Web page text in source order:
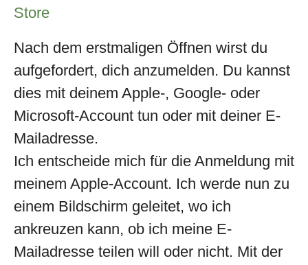
Store
Nach dem erstmaligen Öffnen wirst du
aufgefordert, dich anzumelden. Du kannst
dies mit deinem Apple-, Google- oder
Microsoft-Account tun oder mit deiner E-
Mailadresse.
Ich entscheide mich für die Anmeldung mit
meinem Apple-Account. Ich werde nun zu
einem Bildschirm geleitet, wo ich
ankreuzen kann, ob ich meine E-
Mailadresse teilen will oder nicht. Mit der